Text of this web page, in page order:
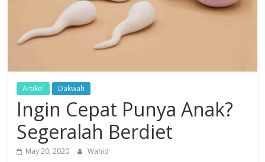
Artikel Dakwah
Ingin Cepat Punya Anak?
Segeralah Berdiet
May 20, 2020 Wahid